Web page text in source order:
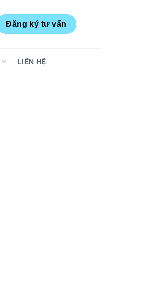
Đăng ký tư vấn
LIÊN HỆ